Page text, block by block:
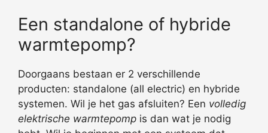
Een standalone of hybride
warmtepomp?
Doorgaans bestaan er 2 verschillende
producten: standalone (all electric) en hybride
systemen. Wil je het gas afsluiten? Een volledig
elektrische warmtepomp is dan wat je nodig